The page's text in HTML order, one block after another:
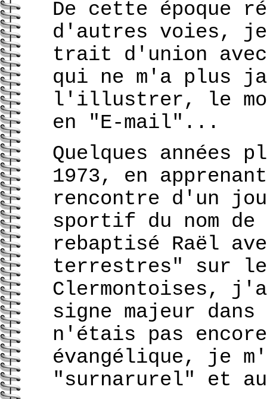
De cette époque
d'autres voies, je
trait d'union avec
qui ne m'a plus
l'illustrer, le mot
en "E-mail"...
Quelques années
1973, en
rencontre d'un
sportif du nom de
rebaptisé Raël
terrestres" sur
Clermontoises,
signe majeur
n'étais pas
évangélique, je
"surnarurel" et